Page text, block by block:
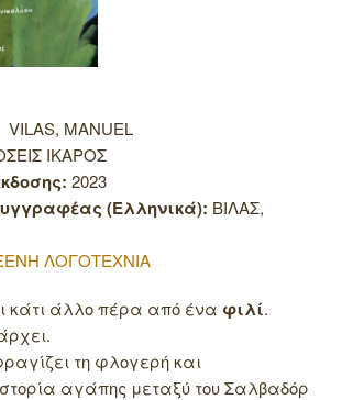
VILAS, MANUEL
ΙΚΑΡΟΣ
2023
(Ελληνικά): ΒΙΛΑΣ,
ΛΟΓΟΤΕΧΝΙΑ
κάτι άλλο πέρα από ένα φιλί.
τη φλογερή και
αγάπης μεταξύ του Σαλβαδόρ